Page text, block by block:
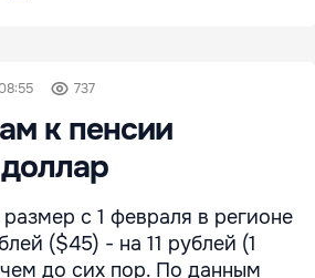
737
к пенсии
с 1 февраля в регионе
($45) - на 11 рублей (1
до сих пор. По данным